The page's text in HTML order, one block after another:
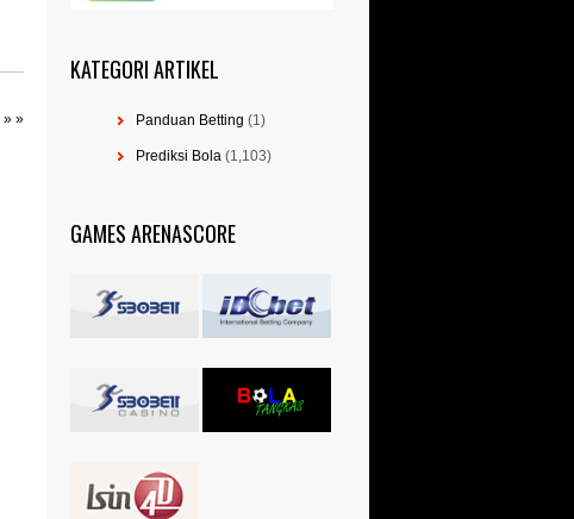
» »
KATEGORI ARTIKEL
Panduan Betting (1)
Prediksi Bola (1,103)
GAMES ARENASCORE